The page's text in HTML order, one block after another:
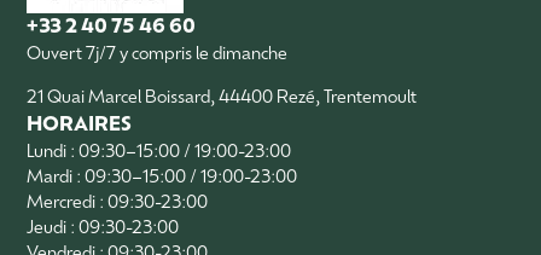
+33 2 40 75 46 60
Ouvert 7j/7 y compris le dimanche
21 Quai Marcel Boissard, 44400 Rezé, Trentemoult
HORAIRES
Lundi : 09:30–15:00 / 19:00-23:00
Mardi : 09:30–15:00 / 19:00-23:00
Mercredi : 09:30-23:00
Jeudi : 09:30-23:00